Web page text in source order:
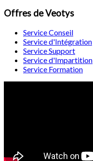
Offres de Veotys
Service Conseil
Service d'Intégration
Service Support
Service d'Impartition
Service Formation